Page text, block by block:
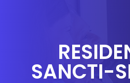
SANCTI-